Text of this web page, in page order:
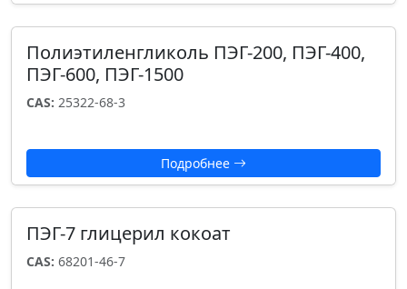
Полиэтиленгликоль ПЭГ-200, ПЭГ-400,
ПЭГ-600, ПЭГ-1500
CAS: 25322-68-3
Подробнее
ПЭГ-7 глицерил кокоат
CAS: 68201-46-7